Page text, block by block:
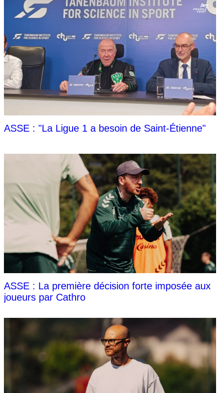
ASSE : "La Ligue 1 a besoin de Saint-Étienne"
ASSE : La première décision forte imposée aux
joueurs par Cathro